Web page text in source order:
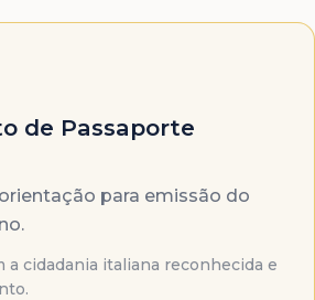
de Passaporte
para emissão do
a cidadania italiana reconhecida e